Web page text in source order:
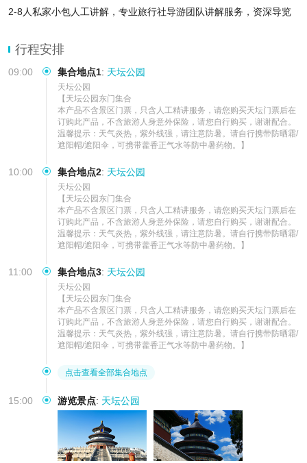
2-8人私家小包人工讲解，专业旅行社导游团队讲解服务，资深导览
游览线路参考：天坛公园东门-祈年殿-回音壁-圜丘-斋宫-皇穹宇（具
体行程先后顺序以导游现场为准
行程安排
09:00 集合地点1: 天坛公园
天坛公园
【天坛公园东门集合
本产品不含景区门票，只含人工精讲服务，请您购买天坛门票后在
订购此产品，不含旅游人身意外保险，请您自行购买，谢谢配合。
温馨提示：天气炎热，紫外线强，请注意防暑。请自行携带防晒霜/
遮阳帽/遮阳伞，可携带藿香正气水等防中暑药物。】
10:00 集合地点2: 天坛公园
天坛公园
【天坛公园东门集合
本产品不含景区门票，只含人工精讲服务，请您购买天坛门票后在
订购此产品，不含旅游人身意外保险，请您自行购买，谢谢配合。
温馨提示：天气炎热，紫外线强，请注意防暑。请自行携带防晒霜/
遮阳帽/遮阳伞，可携带藿香正气水等防中暑药物。】
11:00 集合地点3: 天坛公园
天坛公园
【天坛公园东门集合
本产品不含景区门票，只含人工精讲服务，请您购买天坛门票后在
订购此产品，不含旅游人身意外保险，请您自行购买，谢谢配合。
温馨提示：天气炎热，紫外线强，请注意防暑。请自行携带防晒霜/
遮阳帽/遮阳伞，可携带藿香正气水等防中暑药物。】
点击查看全部集合地点
15:00 游览景点: 天坛公园